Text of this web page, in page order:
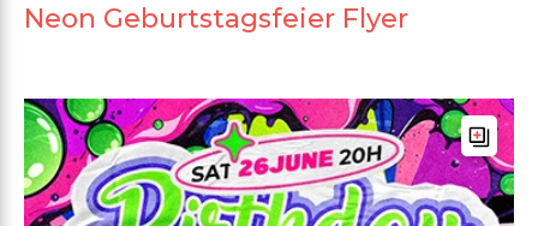
Neon Geburtstagsfeier Flyer